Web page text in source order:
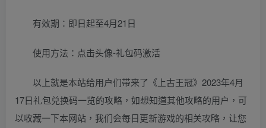
有效期：即日起至4月21日
使用方法：点击头像-礼包码激活
以上就是本站给用户们带来了《上古王冠》2023年4月
17日礼包兑换码一览的攻略，如想知道其他攻略的用户，可
以收藏一下本网站，我们会每日更新游戏的相关攻略，让您